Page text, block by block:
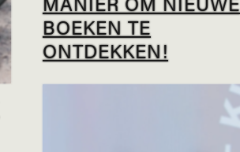
BOEKEN TE
ONTDEKKEN!